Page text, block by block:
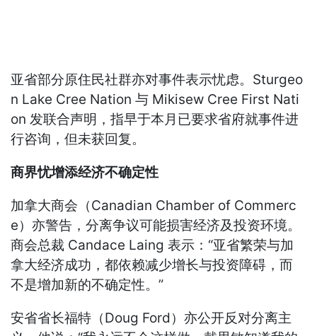
亚省部分原住民社群亦对事件表示忧虑。Sturgeo
n Lake Cree Nation 与 Mikisew Cree First Nati
on 发联合声明，指早于本月已要求省府就事件进
行咨询，但未获回复。
商界忧增添经济不确定性
加拿大商会（Canadian Chamber of Commerc
e）亦警告，分离争议可能损害经济及投资环境。
商会总裁 Candace Laing 表示：“亚省繁荣与加
拿大经济成功，都依赖减少增长与投资障碍，而
不是增加新的不确定性。”
安省省长福特（Doug Ford）亦公开反对分离主